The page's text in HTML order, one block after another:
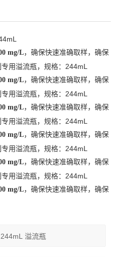
mg/L，确保快速准确取样，确保
专用溢流瓶，规格：244mL
mg/L，确保快速准确取样，确保
专用溢流瓶，规格：244mL
mg/L，确保快速准确取样，确保
专用溢流瓶，规格：244mL
mg/L，确保快速准确取样，确保
专用溢流瓶，规格：244mL
mg/L，确保快速准确取样，确保
专用溢流瓶，规格：244mL
mg/L，确保快速准确取样，确保